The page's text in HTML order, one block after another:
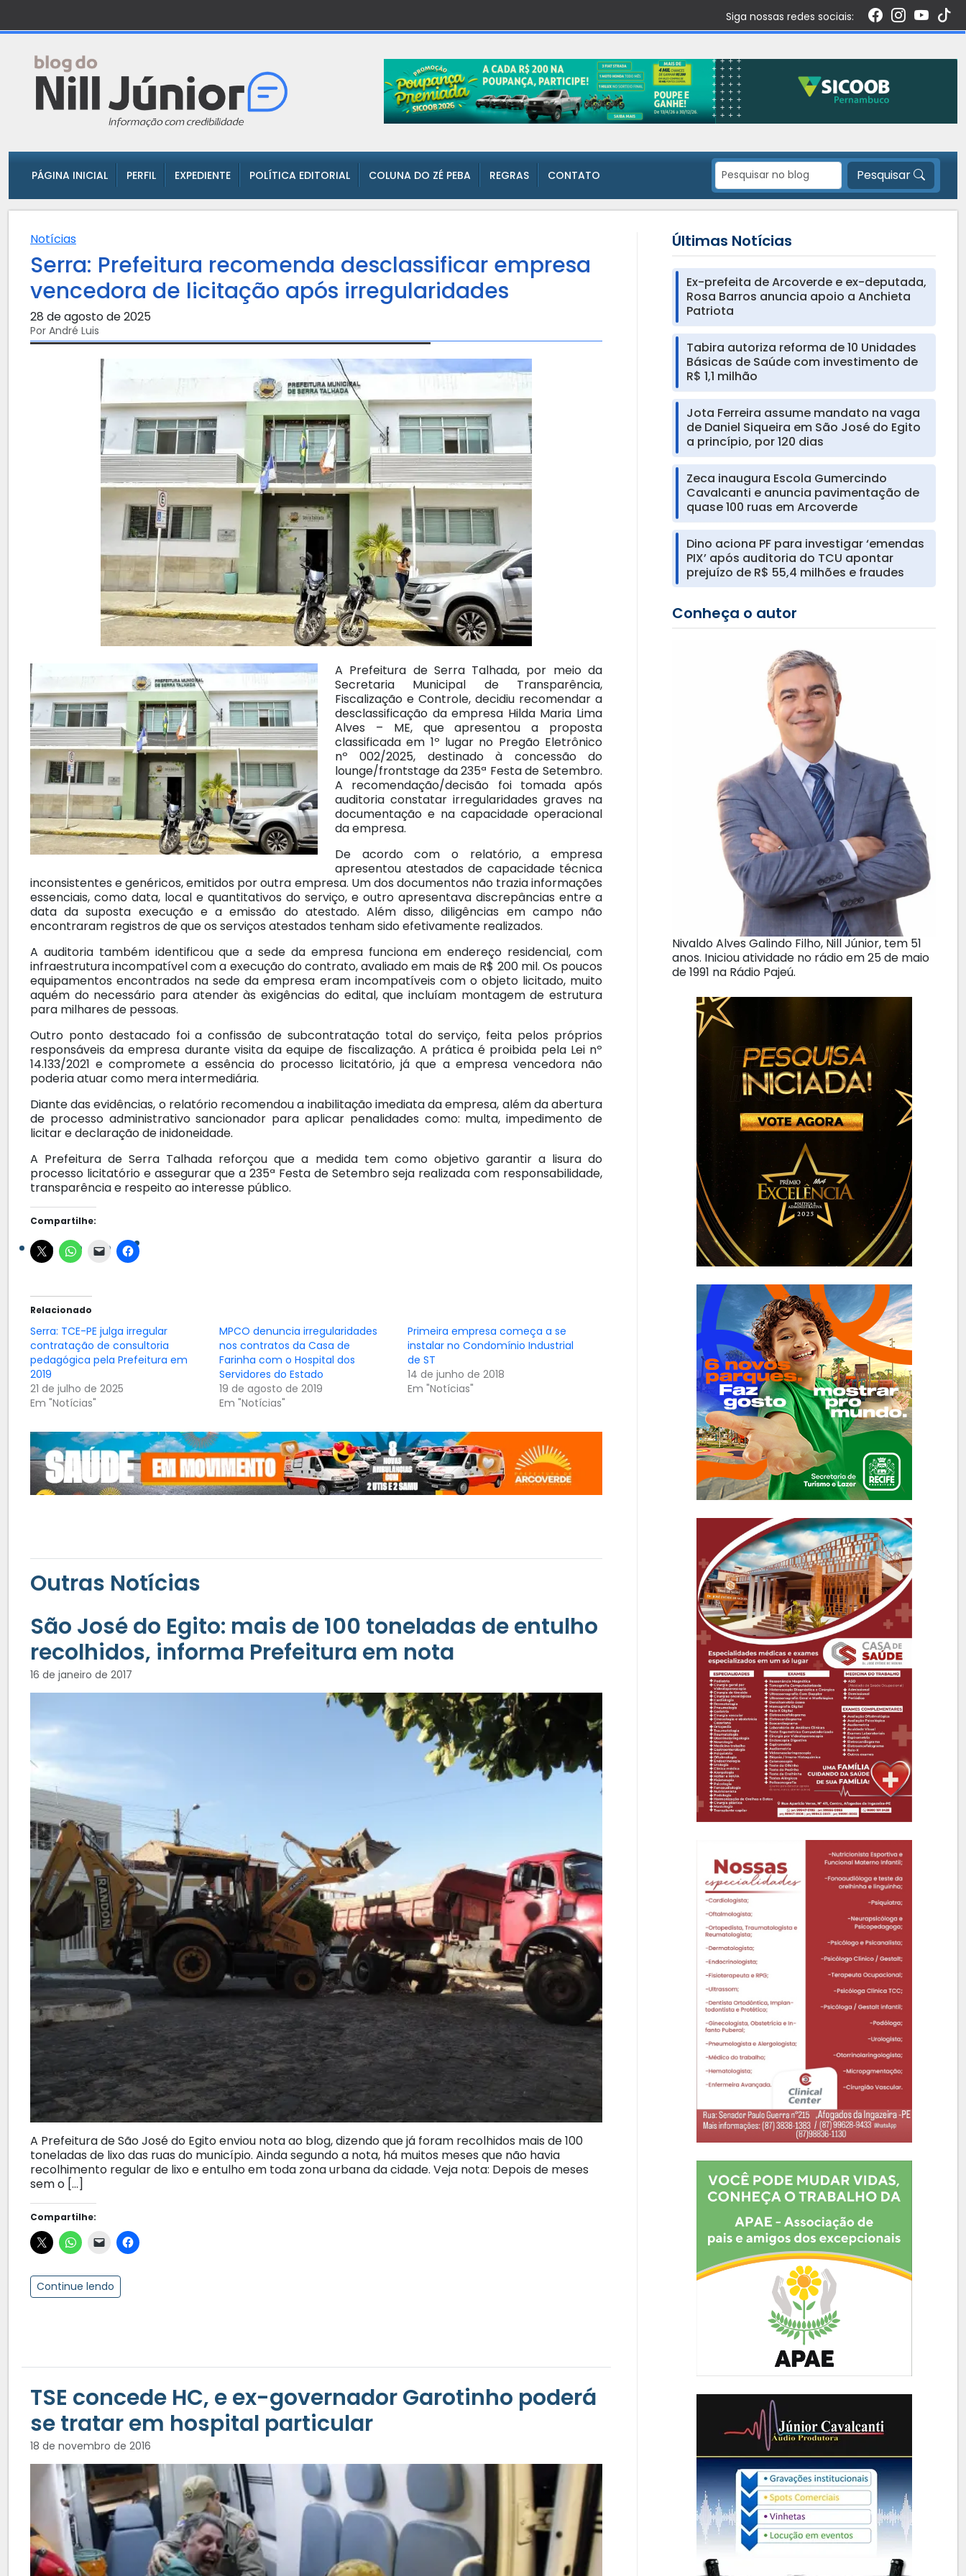
Siga nossas redes sociais:
PÁGINA INICIAL PERFIL EXPEDIENTE POLÍTICA EDITORIAL COLUNA DO ZÉ PEBA REGRAS CONTATO Pesquisar
Notícias
Serra: Prefeitura recomenda desclassificar empresa
vencedora de licitação após irregularidades
28 de agosto de 2025
Por André Luis
A Prefeitura de Serra Talhada, por meio da
Secretaria Municipal de Transparência,
Fiscalização e Controle, decidiu recomendar a
desclassificação da empresa Hilda Maria Lima
Alves – ME, que apresentou a proposta
classificada em 1º lugar no Pregão Eletrônico
nº 002/2025, destinado à concessão do
lounge/frontstage da 235ª Festa de Setembro.
A recomendação/decisão foi tomada após
auditoria constatar irregularidades graves na
documentação e na capacidade operacional
da empresa.
De acordo com o relatório, a empresa
apresentou atestados de capacidade técnica
inconsistentes e genéricos, emitidos por outra empresa. Um dos documentos não trazia informações
essenciais, como data, local e quantitativos do serviço, e outro apresentava discrepâncias entre a
data da suposta execução e a emissão do atestado. Além disso, diligências em campo não
encontraram registros de que os serviços atestados tenham sido efetivamente realizados.
A auditoria também identificou que a sede da empresa funciona em endereço residencial, com
infraestrutura incompatível com a execução do contrato, avaliado em mais de R$ 200 mil. Os poucos
equipamentos encontrados na sede da empresa eram incompatíveis com o objeto licitado, muito
aquém do necessário para atender às exigências do edital, que incluíam montagem de estrutura
para milhares de pessoas.
Outro ponto destacado foi a confissão de subcontratação total do serviço, feita pelos próprios
responsáveis da empresa durante visita da equipe de fiscalização. A prática é proibida pela Lei nº
14.133/2021 e compromete a essência do processo licitatório, já que a empresa vencedora não
poderia atuar como mera intermediária.
Diante das evidências, o relatório recomendou a inabilitação imediata da empresa, além da abertura
de processo administrativo sancionador para aplicar penalidades como: multa, impedimento de
licitar e declaração de inidoneidade.
A Prefeitura de Serra Talhada reforçou que a medida tem como objetivo garantir a lisura do
processo licitatório e assegurar que a 235ª Festa de Setembro seja realizada com responsabilidade,
transparência e respeito ao interesse público.
Compartilhe:
Relacionado
Serra: TCE-PE julga irregular
contratação de consultoria
pedagógica pela Prefeitura em
2019
21 de julho de 2025
Em "Notícias"
MPCO denuncia irregularidades
nos contratos da Casa de
Farinha com o Hospital dos
Servidores do Estado
19 de agosto de 2019
Em "Notícias"
Primeira empresa começa a se
instalar no Condomínio Industrial
de ST
14 de junho de 2018
Em "Notícias"
Outras Notícias
São José do Egito: mais de 100 toneladas de entulho
recolhidos, informa Prefeitura em nota
16 de janeiro de 2017
A Prefeitura de São José do Egito enviou nota ao blog, dizendo que já foram recolhidos mais de 100
toneladas de lixo das ruas do município. Ainda segundo a nota, há muitos meses que não havia
recolhimento regular de lixo e entulho em toda zona urbana da cidade. Veja nota: Depois de meses
sem o […]
Compartilhe:
Continue lendo
TSE concede HC, e ex-governador Garotinho poderá
se tratar em hospital particular
18 de novembro de 2016
Últimas Notícias
Ex-prefeita de Arcoverde e ex-deputada,
Rosa Barros anuncia apoio a Anchieta
Patriota
Tabira autoriza reforma de 10 Unidades
Básicas de Saúde com investimento de
R$ 1,1 milhão
Jota Ferreira assume mandato na vaga
de Daniel Siqueira em São José do Egito
a princípio, por 120 dias
Zeca inaugura Escola Gumercindo
Cavalcanti e anuncia pavimentação de
quase 100 ruas em Arcoverde
Dino aciona PF para investigar ‘emendas
PIX’ após auditoria do TCU apontar
prejuízo de R$ 55,4 milhões e fraudes
Conheça o autor
Nivaldo Alves Galindo Filho, Nill Júnior, tem 51
anos. Iniciou atividade no rádio em 25 de maio
de 1991 na Rádio Pajeú.